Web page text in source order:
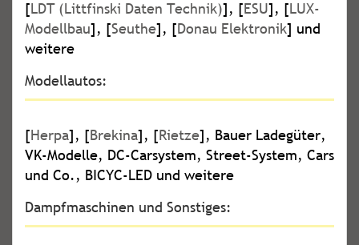
[LDT (Littfinski Daten Technik)], [ESU], [LUX-
Modellbau], [Seuthe], [Donau Elektronik] und
weitere
Modellautos:
[Herpa], [Brekina], [Rietze], Bauer Ladegüter,
VK-Modelle, DC-Carsystem, Street-System, Cars
und Co., BICYC-LED und weitere
Dampfmaschinen und Sonstiges: